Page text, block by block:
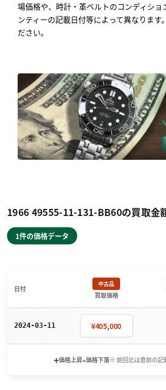
場価格や、時計・革ベルトのコンディショ
ンティーの記載日付等によって異なります
ださい。
1966 49555-11-131-BB60の買取金
1件の価格データ
日付
中古品
買取価格
2024-03-11 ¥405,000
+価格上昇-価格下落※ 前回比は直前の記